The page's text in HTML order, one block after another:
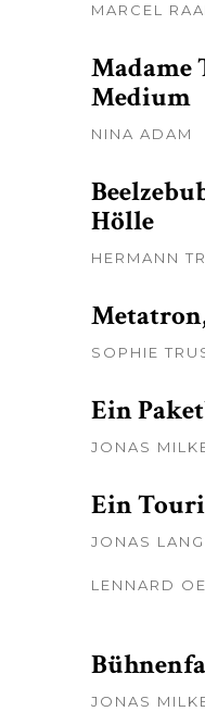
MARCEL
Madame
Medium
NINA ADAM
Hölle
HERMANN
SOPHIE
Ein
JONAS
Ein
JONAS LANG
LENNARD
JONAS